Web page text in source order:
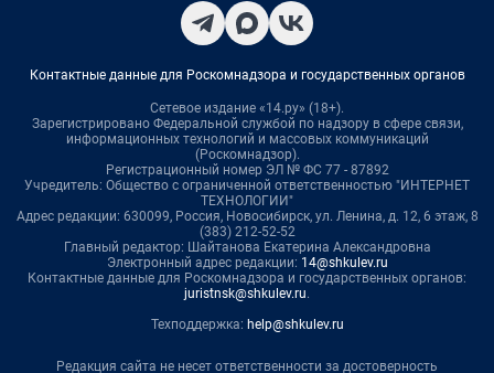
Контактные данные для Роскомнадзора и государственных органов
Сетевое издание «14.ру» (18+).
Зарегистрировано Федеральной службой по надзору в сфере связи,
информационных технологий и массовых коммуникаций
(Роскомнадзор).
Регистрационный номер ЭЛ № ФС 77 - 87892
Учредитель: Общество с ограниченной ответственностью "ИНТЕРНЕТ
ТЕХНОЛОГИИ"
Адрес редакции: 630099, Россия, Новосибирск, ул. Ленина, д. 12, 6 этаж, 8
(383) 212-52-52
Главный редактор: Шайтанова Екатерина Александровна
Электронный адрес редакции: 14@shkulev.ru
Контактные данные для Роскомнадзора и государственных органов:
juristnsk@shkulev.ru.
Техподдержка: help@shkulev.ru
Редакция сайта не несет ответственности за достоверность